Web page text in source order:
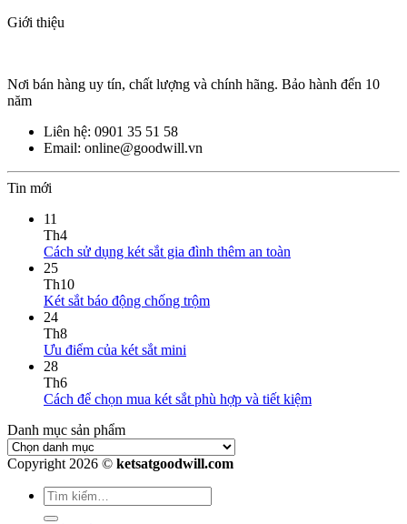
Giới thiệu
Nơi bán hàng uy tín, chất lượng và chính hãng. Bảo hành đến 10
năm
Liên hệ: 0901 35 51 58
Email: online@goodwill.vn
Tin mới
11
Th4
Cách sử dụng két sắt gia đình thêm an toàn
25
Th10
Két sắt báo động chống trộm
24
Th8
Ưu điểm của két sắt mini
28
Th6
Cách để chọn mua két sắt phù hợp và tiết kiệm
Danh mục sản phẩm
Copyright 2026 © ketsatgoodwill.com